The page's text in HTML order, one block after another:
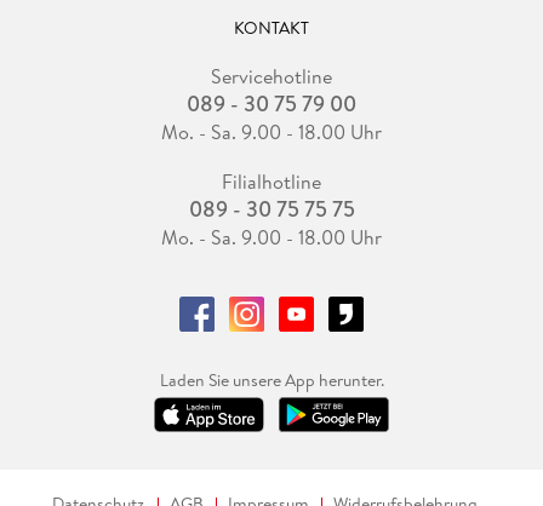
KONTAKT
Servicehotline
089 - 30 75 79 00
Mo. - Sa. 9.00 - 18.00 Uhr
Filialhotline
089 - 30 75 75 75
Mo. - Sa. 9.00 - 18.00 Uhr
Laden Sie unsere App herunter.